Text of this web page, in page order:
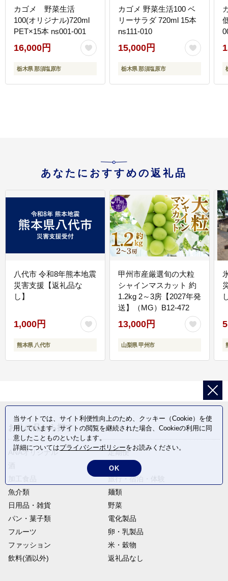
カゴメ 野菜生活
100(オリジナル)720ml
PET×15本 ns001-001
16,000円
栃木県 那須塩原市
カゴメ 野菜生活100 ベ
リーサラダ 720ml 15本
ns111-010
15,000円
栃木県 那須塩原市
あなたにおすすめの返礼品
八代市 令和8年熊本地震
災害支援【返礼品な
し】
1,000円
熊本県 八代市
甲州市産厳選旬の大粒
シャインマスカット 約
1.2kg 2～3房【2027年発
送】（MG）B12-472
13,000円
山梨県 甲州市
お礼の品から探す
ANAオリジナル
定期便
肉類
旅行・宿泊・体験
魚介類
麺類
日用品・雑貨
野菜
パン・菓子類
電化製品
フルーツ
卵・乳製品
ファッション
米・穀物
飲料(酒以外)
返礼品なし
当サイトでは、サイト利便性向上のため、クッキー（Cookie）を使
用しています。サイトの閲覧を継続された場合、Cookieの利用に同
意したことものといたします。
詳細についてはプライバシーポリシーをお読みください。
OK